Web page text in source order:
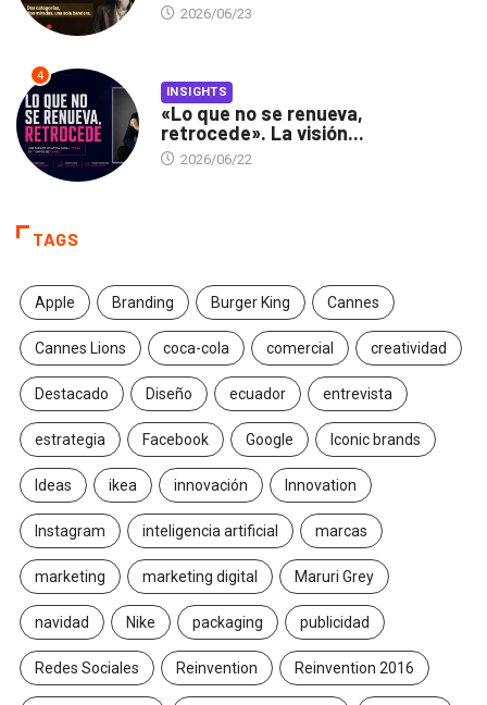
2026/06/23
4
INSIGHTS
«Lo que no se renueva,
retrocede». La visión...
2026/06/22
TAGS
Apple Branding Burger King Cannes
Cannes Lions coca-cola comercial creatividad
Destacado Diseño ecuador entrevista
estrategia Facebook Google Iconic brands
Ideas ikea innovación Innovation
Instagram inteligencia artificial marcas
marketing marketing digital Maruri Grey
navidad Nike packaging publicidad
Redes Sociales Reinvention Reinvention 2016